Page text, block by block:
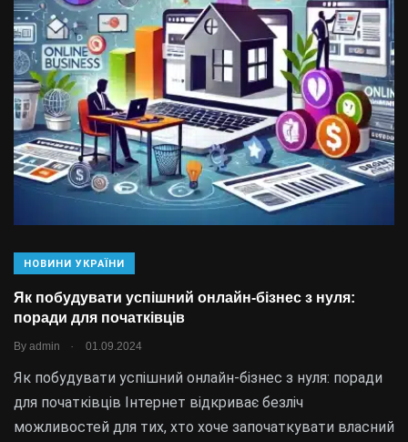
НОВИНИ УКРАЇНИ
Як побудувати успішний онлайн-бізнес з нуля:
поради для початківців
By admin . 01.09.2024
Як побудувати успішний онлайн-бізнес з нуля: поради
для початківців Інтернет відкриває безліч
можливостей для тих, хто хоче започаткувати власний